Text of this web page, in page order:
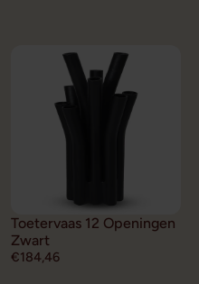
Toetervaas 12 Openingen
Zwart
€184,46